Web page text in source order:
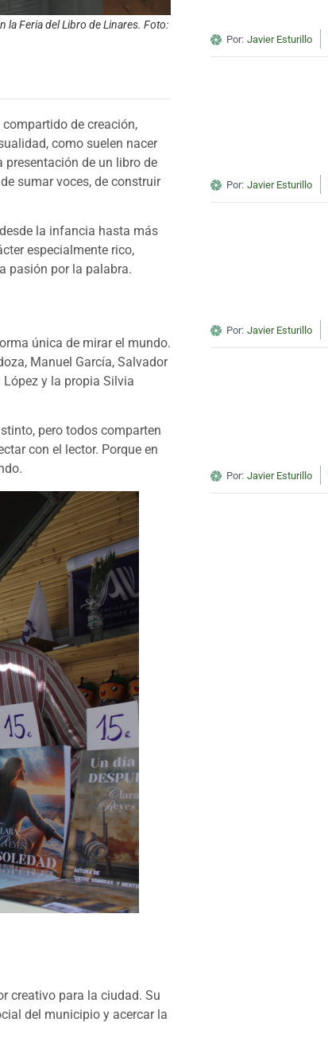
la Feria del Libro de Linares. Foto:
de creación,
como suelen nacer
presentación de un libro de
sumar voces, de construir
la infancia hasta más
especialmente rico,
pasión por la palabra.
única de mirar el mundo.
Manuel García, Salvador
López y la propia Silvia
pero todos comparten
con el lector. Porque en
creativo para la ciudad. Su
del municipio y acercar la
Por: Javier Esturillo
Por: Javier Esturillo
Por: Javier Esturillo
Por: Javier Esturillo